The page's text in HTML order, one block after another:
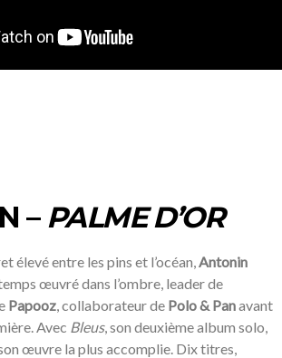
– PALME D’OR
élevé entre les pins et l’océan, Antonin
œuvré dans l’ombre, leader de
Papooz , collaborateur de Polo & Panavant
Avec Bleus, son deuxième album solo,
œuvre la plus accomplie. Dix titres,